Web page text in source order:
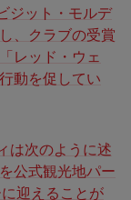
ジット・モルデ
、クラブの受賞
レッド・ウェ
動を促してい
は次のように述
公式観光地パー
迎えることが